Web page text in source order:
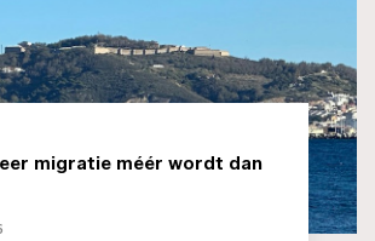
migratie méér wordt dan